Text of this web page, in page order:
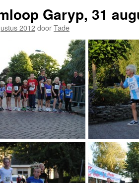
Garyp, 31
2012doorTade